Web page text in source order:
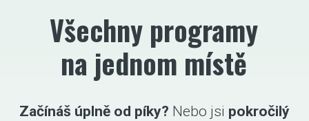
Všechny programy
na jednom místě
Začínáš úplně od píky? Nebo jsi pokročilý